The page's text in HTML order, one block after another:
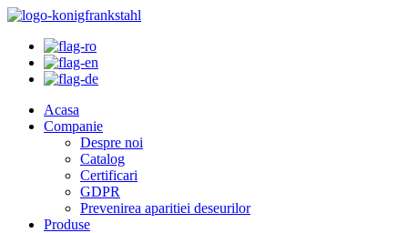
Acasa
Companie
Despre noi
Catalog
Certificari
GDPR
Prevenirea aparitiei deseurilor
Produse